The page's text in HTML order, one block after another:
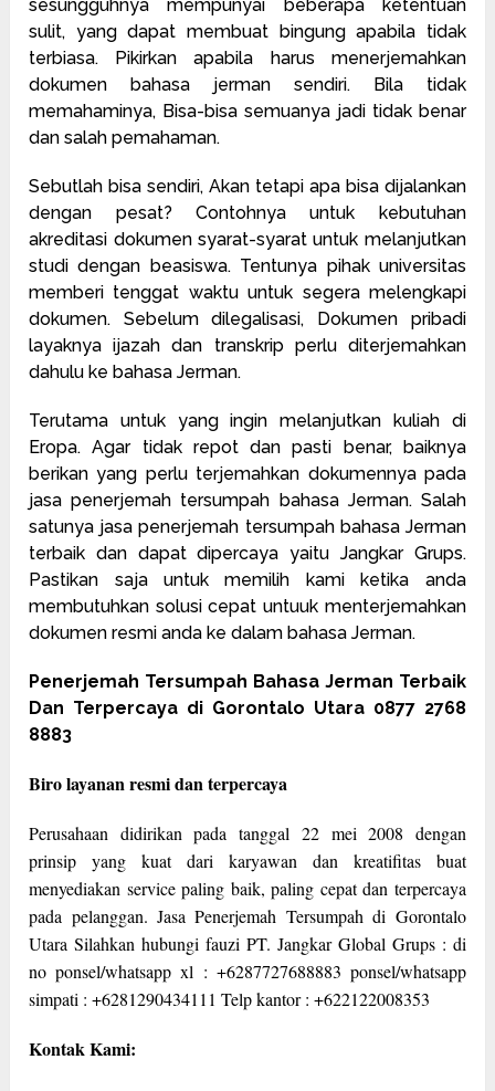
sesungguhnya mempunyai beberapa ketentuan
sulit, yang dapat membuat bingung apabila tidak
terbiasa. Pikirkan apabila harus menerjemahkan
dokumen bahasa jerman sendiri. Bila tidak
memahaminya, Bisa-bisa semuanya jadi tidak benar
dan salah pemahaman.
Sebutlah bisa sendiri, Akan tetapi apa bisa dijalankan
dengan pesat? Contohnya untuk kebutuhan
akreditasi dokumen syarat-syarat untuk melanjutkan
studi dengan beasiswa. Tentunya pihak universitas
memberi tenggat waktu untuk segera melengkapi
dokumen. Sebelum dilegalisasi, Dokumen pribadi
layaknya ijazah dan transkrip perlu diterjemahkan
dahulu ke bahasa Jerman.
Terutama untuk yang ingin melanjutkan kuliah di
Eropa. Agar tidak repot dan pasti benar, baiknya
berikan yang perlu terjemahkan dokumennya pada
jasa penerjemah tersumpah bahasa Jerman. Salah
satunya jasa penerjemah tersumpah bahasa Jerman
terbaik dan dapat dipercaya yaitu Jangkar Grups.
Pastikan saja untuk memilih kami ketika anda
membutuhkan solusi cepat untuuk menterjemahkan
dokumen resmi anda ke dalam bahasa Jerman.
Penerjemah Tersumpah Bahasa Jerman Terbaik
Dan Terpercaya di Gorontalo Utara 0877 2768
8883
Biro layanan resmi dan terpercaya
Perusahaan didirikan pada tanggal 22 mei 2008 dengan
prinsip yang kuat dari karyawan dan kreatifitas buat
menyediakan service paling baik, paling cepat dan terpercaya
pada pelanggan. Jasa Penerjemah Tersumpah di Gorontalo
Utara Silahkan hubungi fauzi PT. Jangkar Global Grups : di
no ponsel/whatsapp xl : +6287727688883 ponsel/whatsapp
simpati : +6281290434111 Telp kantor : +622122008353
Kontak Kami: